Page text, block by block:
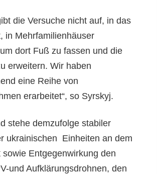
die Versuche nicht auf, in das
in Mehrfamilienhäuser
dort Fuß zu fassen und die
erweitern. Wir haben
eine Reihe von
erarbeitet“, so Syrskyj.
stehe demzufolge stabiler
ukrainischen Einheiten an dem
sowie Entgegenwirkung den
und Aufklärungsdrohnen, den